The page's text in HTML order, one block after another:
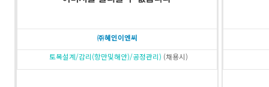
㈜혜인이엔씨
토목설계/감리(항만및해안)/공정관리) (채용시)